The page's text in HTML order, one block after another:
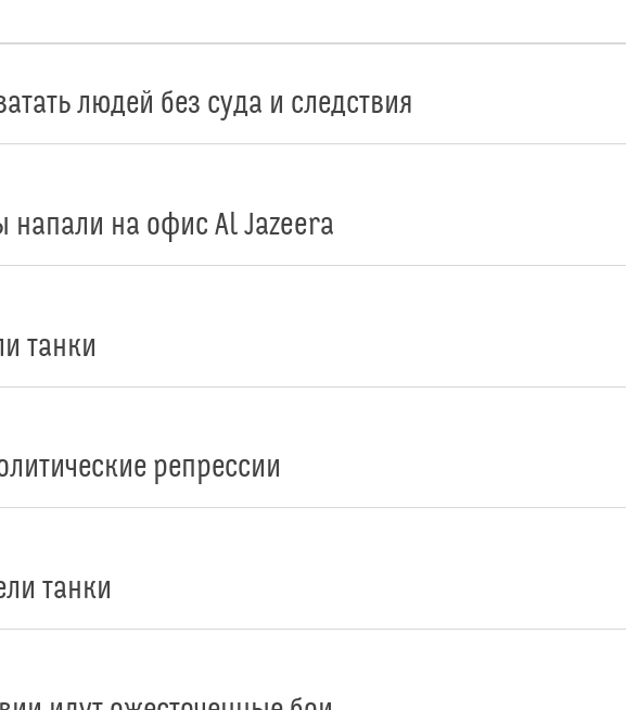
людей без суда и следствия
напали на офис Al Jazeera
танки
репрессии
танки